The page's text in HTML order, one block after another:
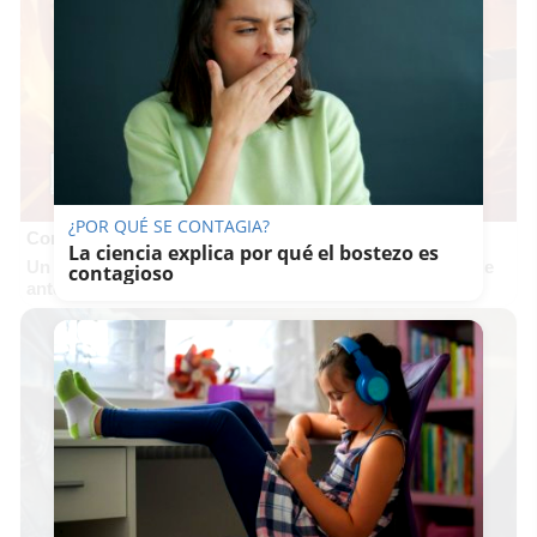
Corepunk MMORPG
Un verdadero MMORPG de la vieja escuela ¡Cómo los de
antes, pero mejor!
¿POR QUÉ SE CONTAGIA?
La ciencia explica por qué el bostezo es
contagioso